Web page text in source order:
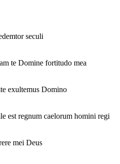
seculi
te Domine fortitudo mea
exultemus Domino
est regnum caelorum homini regi
mei Deus